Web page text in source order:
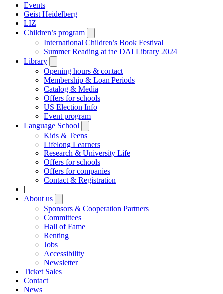
Events
Geist Heidelberg
LIZ
Children’s program
submenu
International Children’s Book Festival
Summer Reading at the DAI Library 2024
Library
submenu
Opening hours & contact
Membership & Loan Periods
Catalog & Media
Offers for schools
US Election Info
Event program
Language School
submenu
Kids & Teens
Lifelong Learners
Research & University Life
Offers for schools
Offers for companies
Contact & Registration
|
About us
submenu
Sponsors & Cooperation Partners
Committees
Hall of Fame
Renting
Jobs
Accessibility
Newsletter
Ticket Sales
Contact
News